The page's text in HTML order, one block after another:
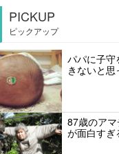
PICKUP
ピックアップ
パパに子
きないと思
87歳のア
が面白すぎ